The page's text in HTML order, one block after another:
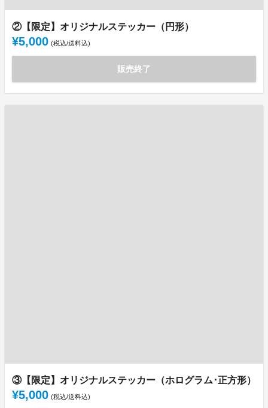
②【限定】オリジナルステッカー（円形）
¥5,000 (税込/送料込)
販売終了
③【限定】オリジナルステッカー（ホログラム･正方形）
¥5,000 (税込/送料込)